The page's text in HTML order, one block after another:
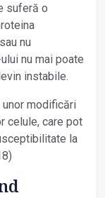
suferă o
nu
nu mai poate
instabile.
unor modificări
celule, care pot
la